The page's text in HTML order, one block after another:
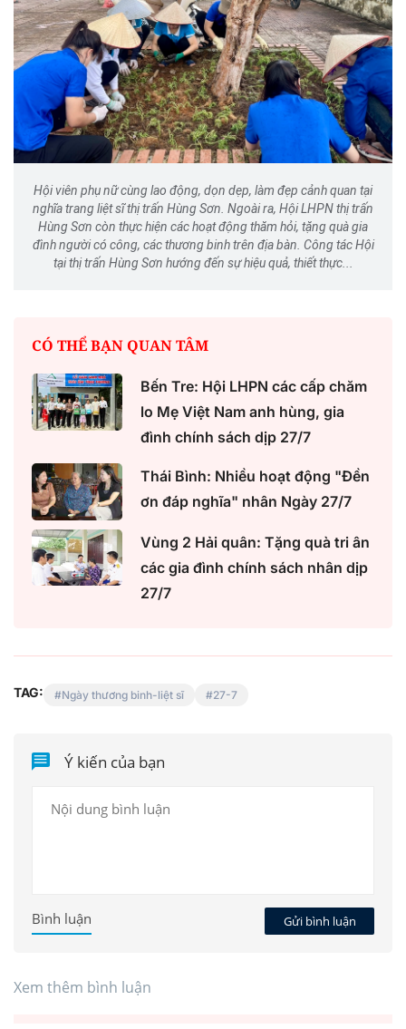
Hội viên phụ nữ cùng lao động, dọn dẹp, làm đẹp cảnh quan tại
nghĩa trang liệt sĩ thị trấn Hùng Sơn. Ngoài ra, Hội LHPN thị trấn
Hùng Sơn còn thực hiện các hoạt động thăm hỏi, tặng quà gia
đình người có công, các thương binh trên địa bàn. Công tác Hội
tại thị trấn Hùng Sơn hướng đến sự hiệu quả, thiết thực...
CÓ THỂ BẠN QUAN TÂM
Bến Tre: Hội LHPN các cấp chăm
lo Mẹ Việt Nam anh hùng, gia
đình chính sách dịp 27/7
Thái Bình: Nhiều hoạt động "Đền
ơn đáp nghĩa" nhân Ngày 27/7
Vùng 2 Hải quân: Tặng quà tri ân
các gia đình chính sách nhân dịp
27/7
TAG: Ngày thương binh-liệt sĩ 27-7
Ý kiến của bạn
Gửi bình luận
Bình luận
Xem thêm bình luận